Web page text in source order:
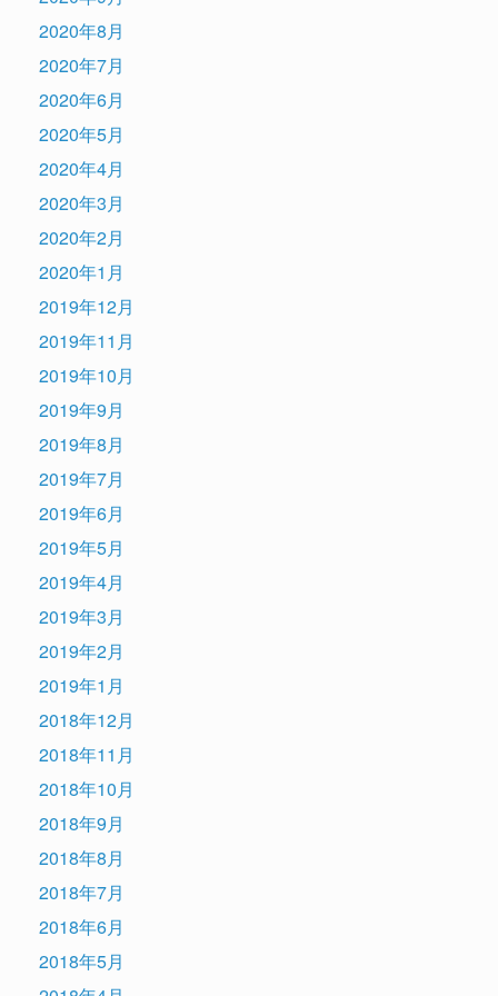
2020年8月
2020年7月
2020年6月
2020年5月
2020年4月
2020年3月
2020年2月
2020年1月
2019年12月
2019年11月
2019年10月
2019年9月
2019年8月
2019年7月
2019年6月
2019年5月
2019年4月
2019年3月
2019年2月
2019年1月
2018年12月
2018年11月
2018年10月
2018年9月
2018年8月
2018年7月
2018年6月
2018年5月